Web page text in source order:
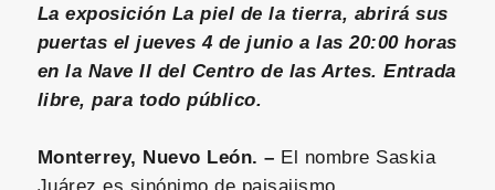
La exposición La piel de la tierra, abrirá sus
puertas el jueves 4 de junio a las 20:00 horas
en la Nave II del Centro de las Artes. Entrada
libre, para todo público.
Monterrey, Nuevo León. – El nombre Saskia